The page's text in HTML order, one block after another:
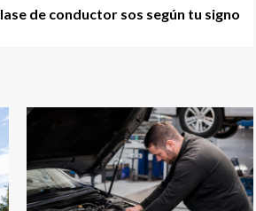
de conductor sos según tu signo